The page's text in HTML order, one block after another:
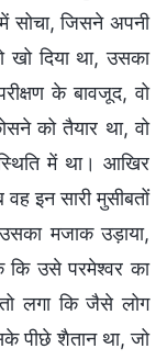
सोचा, जिसने अपनी
दिया था, उसका
के बावजूद, वो
को तैयार था, वो
में था। आखिर
इन सारी मुसीबतों
मजाक उड़ाया,
कि उसे परमेश्वर का
लगा कि जैसे लोग
पीछे शैतान था, जो